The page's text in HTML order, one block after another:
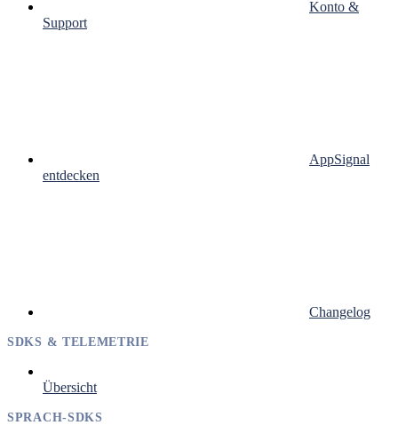
Konto &
Support
AppSignal
entdecken
Changelog
SDKS & TELEMETRIE
Übersicht
SPRACH-SDKS